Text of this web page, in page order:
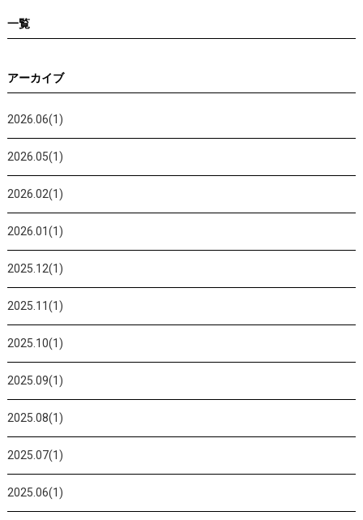
一覧
アーカイブ
2026.06(1)
2026.05(1)
2026.02(1)
2026.01(1)
2025.12(1)
2025.11(1)
2025.10(1)
2025.09(1)
2025.08(1)
2025.07(1)
2025.06(1)